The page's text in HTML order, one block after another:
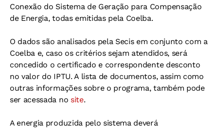
Conexão do Sistema de Geração para Compensação
de Energia, todas emitidas pela Coelba.
O dados são analisados pela Secis em conjunto com a
Coelba e, caso os critérios sejam atendidos, será
concedido o certificado e correspondente desconto
no valor do IPTU. A lista de documentos, assim como
outras informações sobre o programa, também pode
ser acessada no site.
A energia produzida pelo sistema deverá